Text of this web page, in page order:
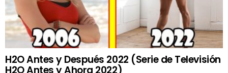
H2O Antes y Después 2022 (Serie de Televisión
H2O Antes y Ahora 2022)